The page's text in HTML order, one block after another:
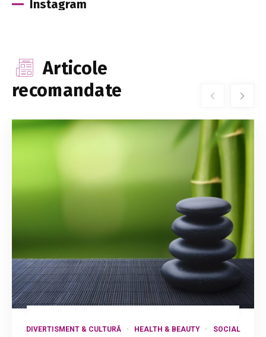
Instagram
Articole
recomandate
DIVERTISMENT & CULTURĂ HEALTH & BEAUTY SOCIAL